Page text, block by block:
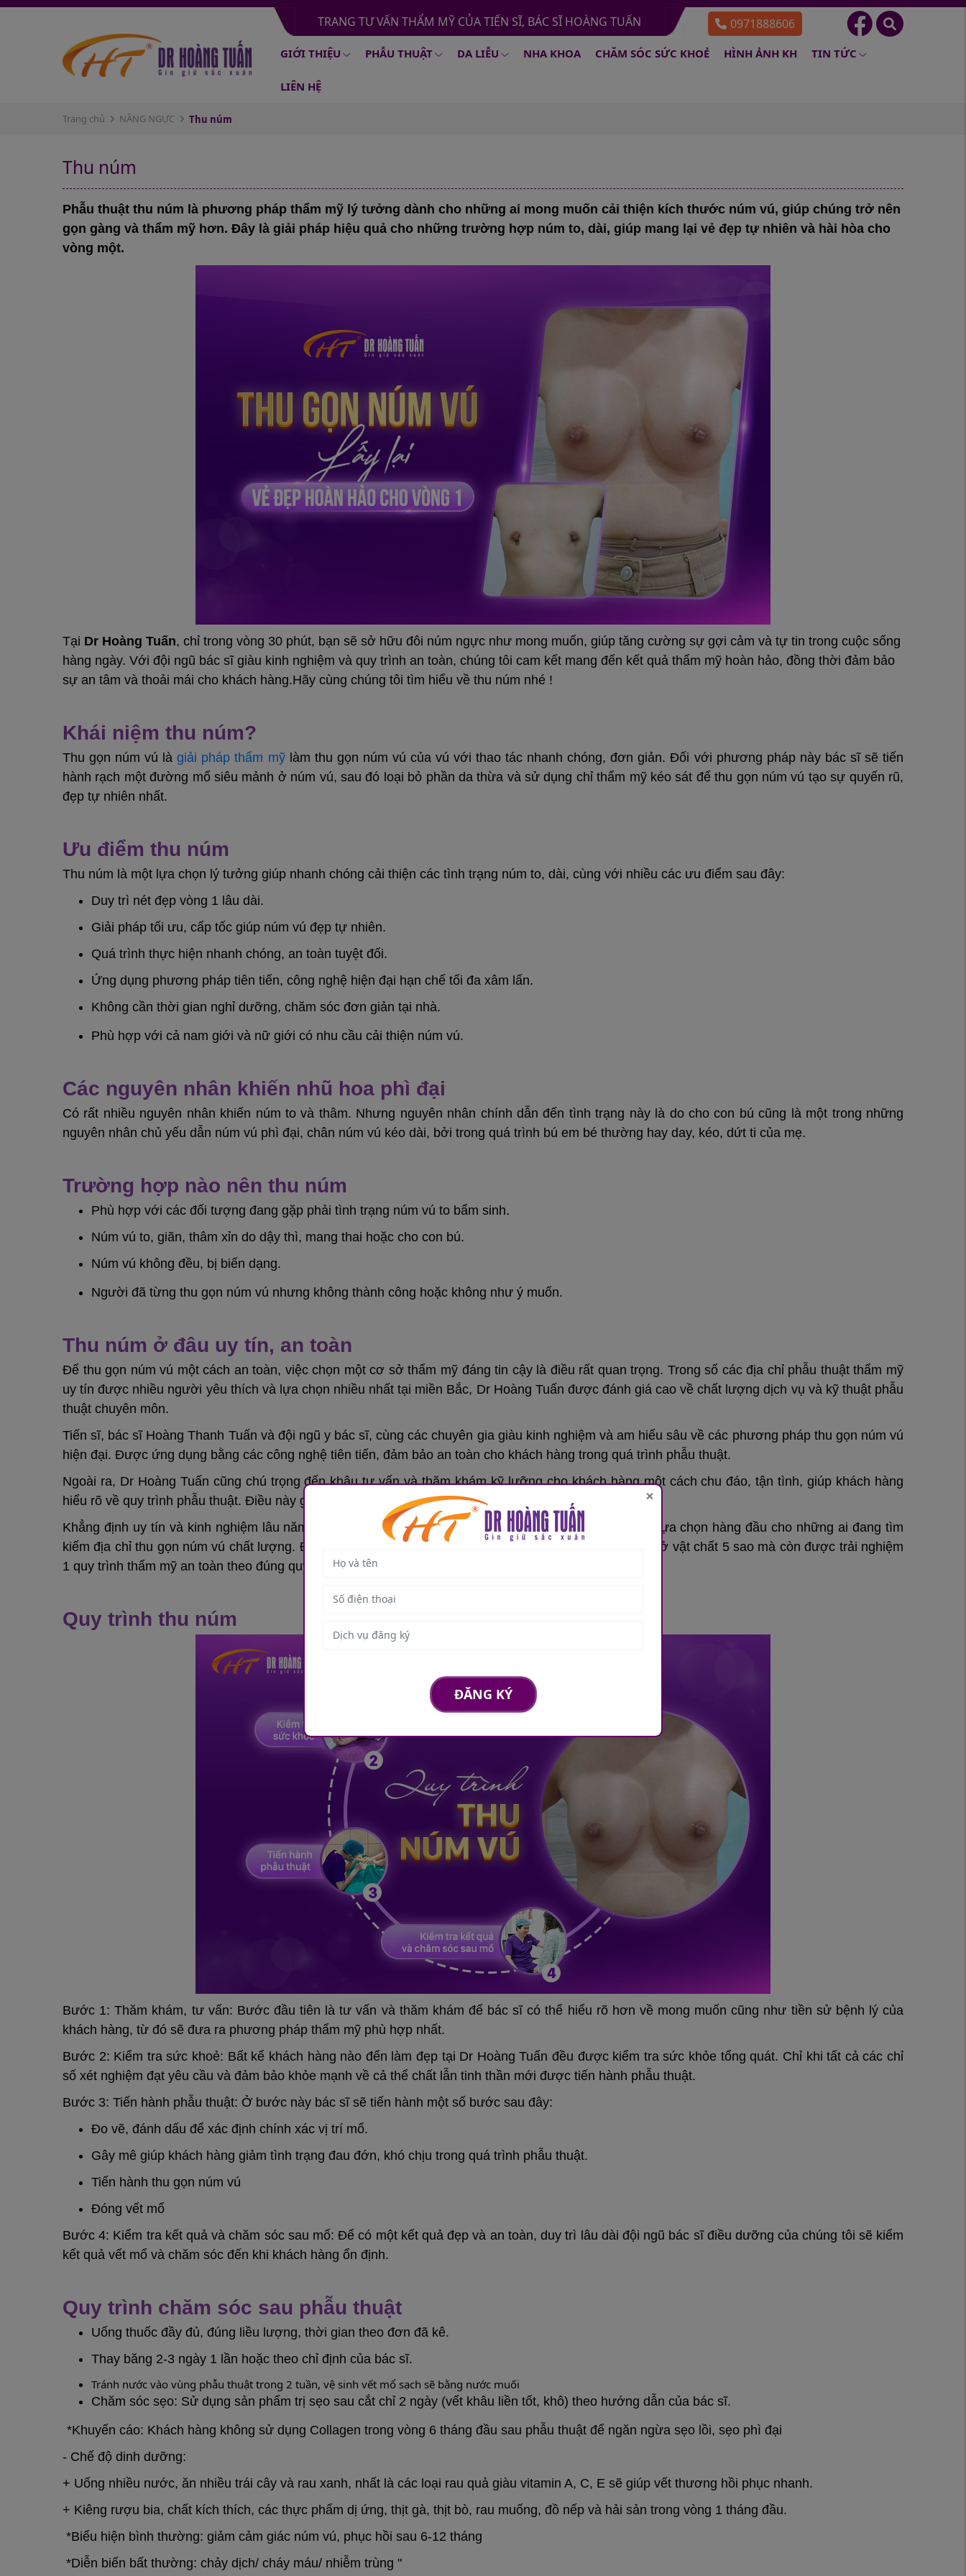
TRANG TƯ VẤN THẨM MỸ CỦA TIẾN SĨ, BÁC SĨ HOÀNG TUẤN 0971888606
GIỚI THIỆU PHẪU THUẬT DA LIỄU NHA KHOA CHĂM SÓC SỨC KHOẺ HÌNH ẢNH KH TIN TỨC
LIÊN HỆ
Trang chủ NÂNG NGỰC Thu núm
Thu núm
Phẫu thuật thu núm là phương pháp thẩm mỹ lý tưởng dành cho những ai mong muốn cải thiện kích thước núm vú, giúp chúng trở nên
gọn gàng và thẩm mỹ hơn. Đây là giải pháp hiệu quả cho những trường hợp núm to, dài, giúp mang lại vẻ đẹp tự nhiên và hài hòa cho
vòng một.
Tại Dr Hoàng Tuấn, chỉ trong vòng 30 phút, bạn sẽ sở hữu đôi núm ngực như mong muốn, giúp tăng cường sự gợi cảm và tự tin trong cuộc sống
hàng ngày. Với đội ngũ bác sĩ giàu kinh nghiệm và quy trình an toàn, chúng tôi cam kết mang đến kết quả thẩm mỹ hoàn hảo, đồng thời đảm bảo
sự an tâm và thoải mái cho khách hàng.Hãy cùng chúng tôi tìm hiểu về thu núm nhé !
Khái niệm thu núm?
Thu gọn núm vú làgiải pháp thẩm mỹlàm thu gọn núm vú của vú với thao tác nhanh chóng, đơn giản. Đối với phương pháp này bác sĩ sẽ tiến
hành rạch một đường mổ siêu mảnh ở núm vú, sau đó loại bỏ phần da thừa và sử dụng chỉ thẩm mỹ kéo sát để thu gọn núm vú tạo sự quyến rũ,
đẹp tự nhiên nhất.
Ưu điểm thu núm
Thu núm là một lựa chọn lý tưởng giúp nhanh chóng cải thiện các tình trạng núm to, dài, cùng với nhiều các ưu điểm sau đây:
Duy trì nét đẹp vòng 1 lâu dài.
Giải pháp tối ưu, cấp tốc giúp núm vú đẹp tự nhiên.
Quá trình thực hiện nhanh chóng, an toàn tuyệt đối.
Ứng dụng phương pháp tiên tiến, công nghệ hiện đại hạn chế tối đa xâm lấn.
Không cần thời gian nghỉ dưỡng, chăm sóc đơn giản tại nhà.
Phù hợp với cả nam giới và nữ giới có nhu cầu cải thiện núm vú.
Các nguyên nhân khiến nhũ hoa phì đại
Có rất nhiều nguyên nhân khiến núm to và thâm. Nhưng nguyên nhân chính dẫn đến tình trạng này là do cho con bú cũng là một trong những
nguyên nhân chủ yếu dẫn núm vú phì đại, chân núm vú kéo dài, bởi trong quá trình bú em bé thường hay day, kéo, dứt ti của mẹ.
Trường hợp nào nên thu núm
Phù hợp với các đối tượng đang gặp phải tình trạng núm vú to bẩm sinh.
Núm vú to, giãn, thâm xỉn do dậy thì, mang thai hoặc cho con bú.
Núm vú không đều, bị biến dạng.
Người đã từng thu gọn núm vú nhưng không thành công hoặc không như ý muốn.
Thu núm ở đâu uy tín, an toàn
Để thu gọn núm vú một cách an toàn, việc chọn một cơ sở thẩm mỹ đáng tin cậy là điều rất quan trọng. Trong số các địa chỉ phẫu thuật thẩm mỹ
uy tín được nhiều người yêu thích và lựa chọn nhiều nhất tại miền Bắc, Dr Hoàng Tuấn được đánh giá cao về chất lượng dịch vụ và kỹ thuật phẫu
thuật chuyên môn.
Tiến sĩ, bác sĩ Hoàng Thanh Tuấn và đội ngũ y bác sĩ, cùng các chuyên gia giàu kinh nghiệm và am hiểu sâu về các phương pháp thu gọn núm vú
hiện đại. Được ứng dụng bằng các công nghệ tiên tiến, đảm bảo an toàn cho khách hàng trong quá trình phẫu thuật.
Ngoài ra, Dr Hoàng Tuấn cũng chú trọng đến khâu tư vấn và thăm khám kỹ lưỡng cho khách hàng một cách chu đáo, tận tình, giúp khách hàng
hiểu rõ về quy trình phẫu thuật. Điều này giúp tạo sự tin tưởng và hài lòng hơn khi sử dụng dịch vụ.
Khẳng định uy tín và kinh nghiệm lâu năm đứng vững trong lĩnh vực thẩm mỹ, Dr Hoàng Tuấn là một lựa chọn hàng đầu cho những ai đang tìm
kiếm địa chỉ thu gọn núm vú chất lượng. Đến với chúng tôi, bạn không chỉ được chiêm ngưỡng về sở sở vật chất 5 sao mà còn được trải nghiệm
1 quy trình thẩm mỹ an toàn theo đúng quy chuẩn của Bộ Y Tế.
Quy trình thu núm
Bước 1: Thăm khám, tư vấn: Bước đầu tiên là tư vấn và thăm khám để bác sĩ có thể hiểu rõ hơn về mong muốn cũng như tiền sử bệnh lý của
khách hàng, từ đó sẽ đưa ra phương pháp thẩm mỹ phù hợp nhất.
Bước 2: Kiểm tra sức khoẻ: Bất kể khách hàng nào đến làm đẹp tại Dr Hoàng Tuấn đều được kiểm tra sức khỏe tổng quát. Chỉ khi tất cả các chỉ
số xét nghiệm đạt yêu cầu và đảm bảo khỏe mạnh về cả thể chất lẫn tinh thần mới được tiến hành phẫu thuật.
Bước 3: Tiến hành phẫu thuật: Ở bước này bác sĩ sẽ tiến hành một số bước sau đây:
Đo vẽ, đánh dấu để xác định chính xác vị trí mổ.
Gây mê giúp khách hàng giảm tình trạng đau đớn, khó chịu trong quá trình phẫu thuật.
Tiến hành thu gọn núm vú
Đóng vết mổ
Bước 4: Kiểm tra kết quả và chăm sóc sau mổ: Để có một kết quả đẹp và an toàn, duy trì lâu dài đội ngũ bác sĩ điều dưỡng của chúng tôi sẽ kiểm
kết quả vết mổ và chăm sóc đến khi khách hàng ổn định.
Quy trình chăm sóc sau phẫu thuật
Uống thuốc đầy đủ, đúng liều lượng, thời gian theo đơn đã kê.
Thay băng 2-3 ngày 1 lần hoặc theo chỉ định của bác sĩ.
Tránh nước vào vùng phẫu thuật trong 2 tuần, vệ sinh vết mổ sạch sẽ bằng nước muối
Chăm sóc sẹo: Sử dụng sản phẩm trị sẹo sau cắt chỉ 2 ngày (vết khâu liền tốt, khô) theo hướng dẫn của bác sĩ.
*Khuyến cáo: Khách hàng không sử dụng Collagen trong vòng 6 tháng đầu sau phẫu thuật để ngăn ngừa sẹo lồi, sẹo phì đại
- Chế độ dinh dưỡng:
+ Uống nhiều nước, ăn nhiều trái cây và rau xanh, nhất là các loại rau quả giàu vitamin A, C, E sẽ giúp vết thương hồi phục nhanh.
+ Kiêng rượu bia, chất kích thích, các thực phẩm dị ứng, thịt gà, thịt bò, rau muống, đồ nếp và hải sản trong vòng 1 tháng đầu.
*Biểu hiện bình thường: giảm cảm giác núm vú, phục hồi sau 6-12 tháng
*Diễn biến bất thường: chảy dịch/ cháy máu/ nhiễm trùng "
×
ĐĂNG KÝ